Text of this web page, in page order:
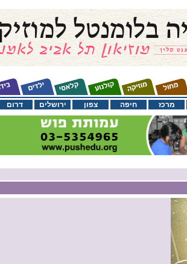
דרום ירושלים צפון חיפה מרכז